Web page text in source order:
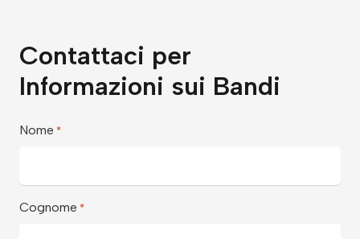
Contattaci per
Informazioni sui Bandi
Nome *
Cognome *